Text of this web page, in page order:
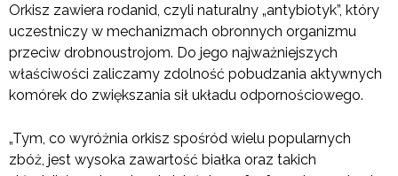
Orkisz zawiera rodanid, czyli naturalny „antybiotyk”, który
uczestniczy w mechanizmach obronnych organizmu
przeciw drobnoustrojom. Do jego najważniejszych
właściwości zaliczamy zdolność pobudzania aktywnych
komórek do zwiększania sił układu odpornościowego.
„Tym, co wyróżnia orkisz spośród wielu popularnych
zbóż, jest wysoka zawartość białka oraz takich